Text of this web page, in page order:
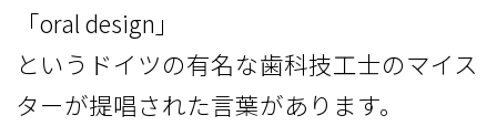
「oral design」
というドイツの有名な歯科技工士のマイス
ターが提唱された言葉があります。